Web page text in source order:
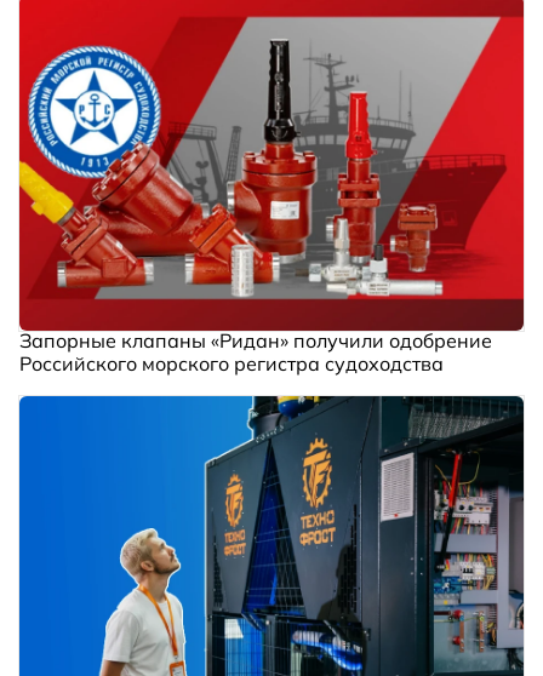
Запорные клапаны «Ридан» получили одобрение
Российского морского регистра судоходства